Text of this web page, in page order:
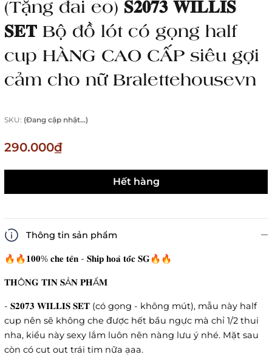
(Tặng đai eo) 𝐒𝟐𝟎𝟕𝟑 𝐖𝐈𝐋𝐋𝐈𝐒
𝐒𝐄𝐓 Bộ đồ lót có gọng half
cup HÀNG CAO CẤP siêu gợi
cảm cho nữ Bralettehousevn
SKU: (Đang cập nhật...)
290.000₫
Hết hàng
Thông tin sản phẩm
🔥🔥𝟏𝟎𝟎% 𝐜𝐡𝐞 𝐭𝐞̂𝐧 - 𝐒𝐡𝐢𝐩 𝐡𝐨𝐚̉ 𝐭𝐨̂́𝐜 𝐒𝐆🔥🔥
𝐓𝐇Ô𝐍𝐆 𝐓𝐈𝐍 𝐒Ả𝐍 𝐏𝐇Ẩ𝐌
- 𝐒𝟐𝟎𝟕𝟑 𝐖𝐈𝐋𝐋𝐈𝐒 𝐒𝐄𝐓 (có gọng - không mút), mẫu này half
cup nên sẽ không che được hết bầu ngực mà chỉ 1/2 thui
nha, kiểu này sexy lắm luôn nên nàng lưu ý nhé. Mặt sau
còn có cut out trái tim nữa ạaa.